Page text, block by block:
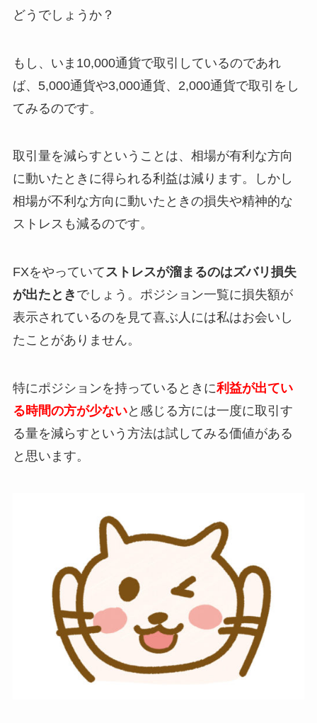
どうでしょうか？
もし、いま10,000通貨で取引しているのであれ
ば、5,000通貨や3,000通貨、2,000通貨で取引をし
てみるのです。
取引量を減らすということは、相場が有利な方向
に動いたときに得られる利益は減ります。しかし
相場が不利な方向に動いたときの損失や精神的な
ストレスも減るのです。
FXをやっていてストレスが溜まるのはズバリ損失
が出たとき でしょう。ポジション一覧に損失額が
表示されているのを見て喜ぶ人には私はお会いし
たことがありません。
特にポジションを持っているときに利益が出てい
る時間の方が少ないと感じる方には一度に取引す
る量を減らすという方法は試してみる価値がある
と思います。